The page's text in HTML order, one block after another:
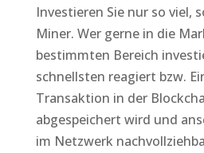
Investieren Sie nur so viel,
Miner. Wer gerne in die
bestimmten Bereich
schnellsten reagiert bzw.
Transaktion in der
abgespeichert wird und
im Netzwerk